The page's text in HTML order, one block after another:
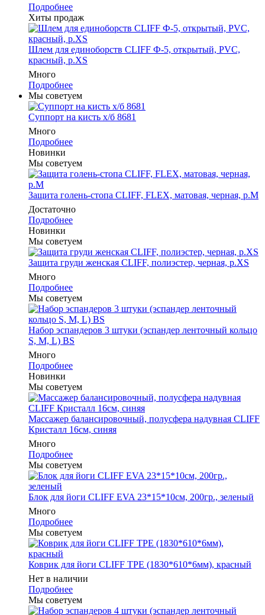
Подробнее
Хиты продаж
Шлем для единоборств CLIFF Ф-5, открытый, PVC,
красный, p.XS
Много
Подробнее
Мы советуем
Суппорт на кисть х/б 8681
Много
Подробнее
Новинки
Мы советуем
Защита голень-стопа CLIFF, FLEX, матовая, черная, р.M
Достаточно
Подробнее
Новинки
Мы советуем
Защита груди женская CLIFF, полиэстер, черная, р.XS
Много
Подробнее
Мы советуем
Набор эспандеров 3 штуки (эспандер ленточный кольцо
S, M, L) BS
Много
Подробнее
Новинки
Мы советуем
Массажер балансировочный, полусфера надувная CLIFF
Кристалл 16см, синяя
Много
Подробнее
Мы советуем
Блок для йоги CLIFF EVA 23*15*10см, 200гр., зеленый
Много
Подробнее
Мы советуем
Коврик для йоги CLIFF TPE (1830*610*6мм), красный
Нет в наличии
Подробнее
Мы советуем